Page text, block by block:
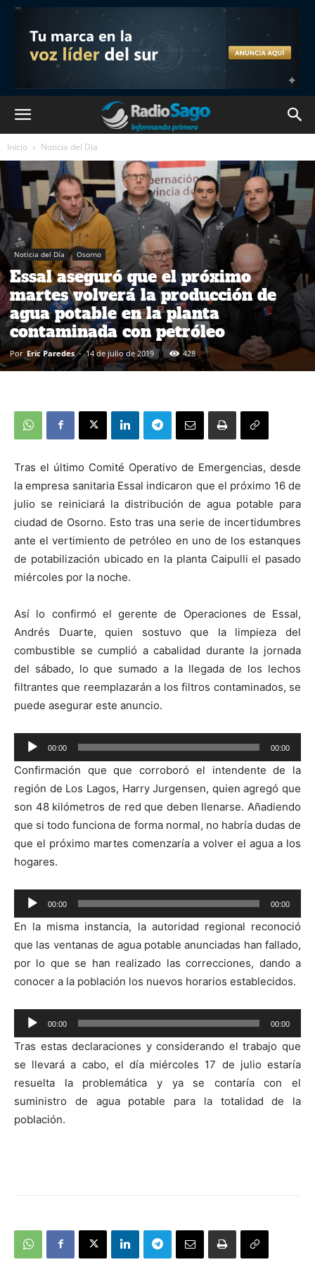
Inicio Noticia del Día
Noticia del Día Osorno
Essal aseguró que el próximo
martes volverá la producción de
agua potable en la planta
contaminada con petróleo
Por Eric Paredes - 14 de julio de 2019 428
Tras el último Comité Operativo de Emergencias, desde
la empresa sanitaria Essal indicaron que el próximo 16 de
julio se reiniciará la distribución de agua potable para
ciudad de Osorno. Esto tras una serie de incertidumbres
ante el vertimiento de petróleo en uno de los estanques
de potabilización ubicado en la planta Caipulli el pasado
miércoles por la noche.
Así lo confirmó el gerente de Operaciones de Essal,
Andrés Duarte, quien sostuvo que la limpieza del
combustible se cumplió a cabalidad durante la jornada
del sábado, lo que sumado a la llegada de los lechos
filtrantes que reemplazarán a los filtros contaminados, se
puede asegurar este anuncio.
Reproductor
de
audio
00:00 00:00
Confirmación que que corroboró el intendente de la
región de Los Lagos, Harry Jurgensen, quien agregó que
son 48 kilómetros de red que deben llenarse. Añadiendo
que si todo funciona de forma normal, no habría dudas de
que el próximo martes comenzaría a volver el agua a los
hogares.
Reproductor
de
audio
00:00 00:00
En la misma instancia, la autoridad regional reconoció
que las ventanas de agua potable anunciadas han fallado,
por lo que se han realizado las correcciones, dando a
conocer a la población los nuevos horarios establecidos.
Reproductor
de
audio
00:00 00:00
Tras estas declaraciones y considerando el trabajo que
se llevará a cabo, el día miércoles 17 de julio estaría
resuelta la problemática y ya se contaría con el
suministro de agua potable para la totalidad de la
población.